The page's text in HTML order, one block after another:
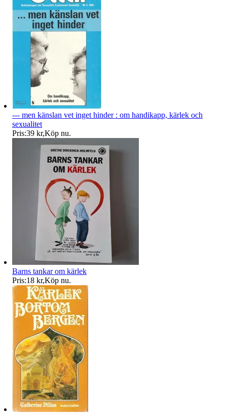
--- men känslan vet inget hinder : om handikapp, kärlek och
sexualitet
Pris:39 kr,Köp nu.
Barns tankar om kärlek
Pris:18 kr,Köp nu.